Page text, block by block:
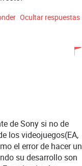
Ocultar respuestas
de Sony si no de
los videojuegos(EA,
el error de hacer un
su desarrollo son